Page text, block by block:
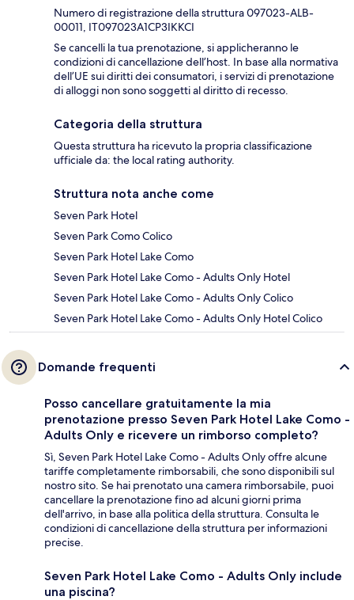
Numero di registrazione della struttura 097023-ALB-
00011, IT097023A1CP3IKKCI
Se cancelli la tua prenotazione, si applicheranno le
condizioni di cancellazione dell’host. In base alla normativa
dell’UE sui diritti dei consumatori, i servizi di prenotazione
di alloggi non sono soggetti al diritto di recesso.
Categoria della struttura
Questa struttura ha ricevuto la propria classificazione
ufficiale da: the local rating authority.
Struttura nota anche come
Seven Park Hotel
Seven Park Como Colico
Seven Park Hotel Lake Como
Seven Park Hotel Lake Como - Adults Only Hotel
Seven Park Hotel Lake Como - Adults Only Colico
Seven Park Hotel Lake Como - Adults Only Hotel Colico
Domande frequenti
Posso cancellare gratuitamente la mia
prenotazione presso Seven Park Hotel Lake Como -
Adults Only e ricevere un rimborso completo?
Sì, Seven Park Hotel Lake Como - Adults Only offre alcune
tariffe completamente rimborsabili, che sono disponibili sul
nostro sito. Se hai prenotato una camera rimborsabile, puoi
cancellare la prenotazione fino ad alcuni giorni prima
dell'arrivo, in base alla politica della struttura. Consulta le
condizioni di cancellazione della struttura per informazioni
precise.
Seven Park Hotel Lake Como - Adults Only include
una piscina?